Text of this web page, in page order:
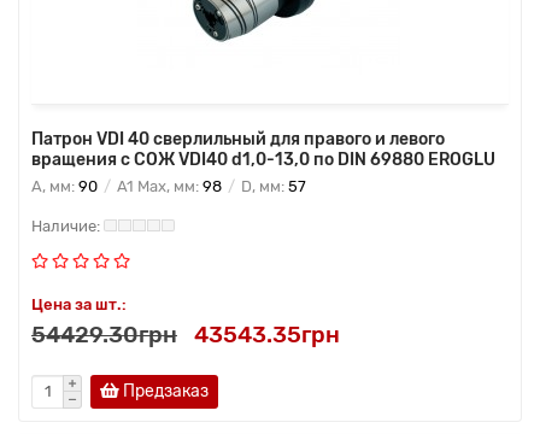
Патрон VDI 40 сверлильный для правого и левого
вращения с СОЖ VDI40 d1,0-13,0 по DIN 69880 EROGLU
A, мм: 90 A1 Max, мм: 98 D, мм: 57
Цена за шт.:
54429.30грн 43543.35грн
Предзаказ